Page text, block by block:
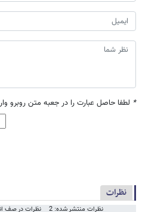
* لطفا حاصل عبارت را در جعبه متن روبرو
نظرات
نظرات منتشر شده: 2 نظرات در صف